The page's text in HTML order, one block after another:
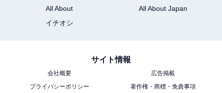
施設内は見どころが多く全てを紹介しきれませんが、一
All About
All About Japan
イチオシ
サイト情報
会社概要
広告掲載
プライバシーポリシー
著作権・商標・免責事項